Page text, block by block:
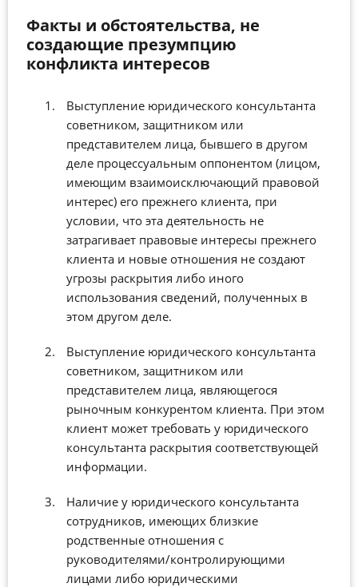
Факты и обстоятельства, не
создающие презумпцию
конфликта интересов
Выступление юридического консультанта
советником, защитником или
представителем лица, бывшего в другом
деле процессуальным оппонентом (лицом,
имеющим взаимоисключающий правовой
интерес) его прежнего клиента, при
условии, что эта деятельность не
затрагивает правовые интересы прежнего
клиента и новые отношения не создают
угрозы раскрытия либо иного
использования сведений, полученных в
этом другом деле.
Выступление юридического консультанта
советником, защитником или
представителем лица, являющегося
рыночным конкурентом клиента. При этом
клиент может требовать у юридического
консультанта раскрытия соответствующей
информации.
Наличие у юридического консультанта
сотрудников, имеющих близкие
родственные отношения с
руководителями/контролирующими
лицами либо юридическими